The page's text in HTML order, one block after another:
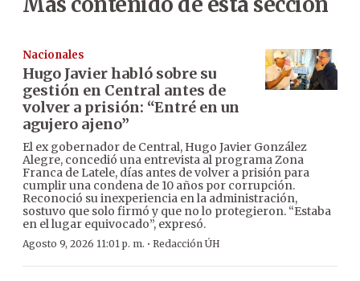
Nacionales
Hugo Javier habló sobre su
gestión en Central antes de
volver a prisión: “Entré en un
agujero ajeno”
El ex gobernador de Central, Hugo Javier González
Alegre, concedió una entrevista al programa Zona
Franca de Latele, días antes de volver a prisión para
cumplir una condena de 10 años por corrupción.
Reconoció su inexperiencia en la administración,
sostuvo que solo firmó y que no lo protegieron. “Estaba
en el lugar equivocado”, expresó.
Agosto 9, 2026 11:01 p. m. · Redacción ÚH